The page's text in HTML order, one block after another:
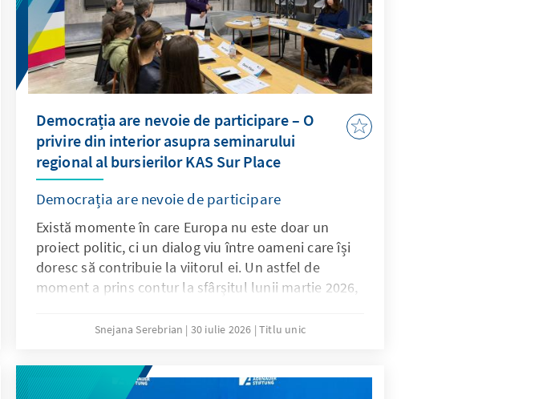
Democrația are nevoie de participare – O
privire din interior asupra seminarului
regional al bursierilor KAS Sur Place
Democrația are nevoie de participare
Există momente în care Europa nu este doar un
proiect politic, ci un dialog viu între oameni care își
doresc să contribuie la viitorul ei. Un astfel de
moment a prins contur la sfârșitul lunii martie 2026,
Sur‑Place al Fundației Konrad‑Adenauer din
un subiect care îi unește – și în același timp îi
provoacă: identitatea europeană.
Snejana Serebrian 30 iulie 2026 Titlu unic